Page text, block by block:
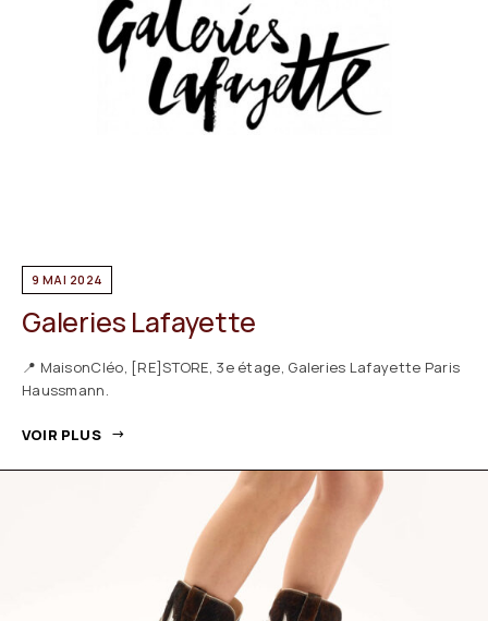
9 MAI 2024
Galeries Lafayette
📍 MaisonCléo, [RE]STORE, 3e étage, Galeries Lafayette Paris
Haussmann.
VOIR PLUS